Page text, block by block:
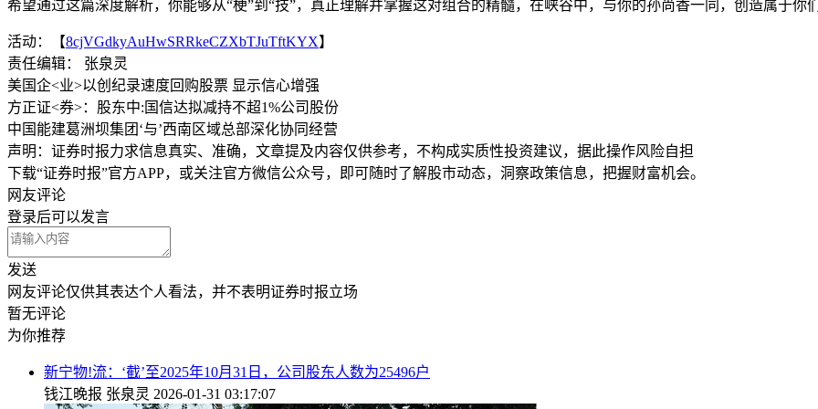
希望通过这篇深度解析，你能够从“梗”到“技”，真正理解并掌握这对组合的精髓，在峡谷中，与你的孙尚香一同，创造属于你
活动：【8cjVGdkyAuHwSRRkeCZXbTJuTftKYX】
责任编辑： 张泉灵
美国企<业>以创纪录速度回购股票 显示信心增强
方正证<券>：股东中:国信达拟减持不超1%公司股份
中国能建葛洲坝集团‘与’西南区域总部深化协同经营
声明：证券时报力求信息真实、准确，文章提及内容仅供参考，不构成实质性投资建议，据此操作风险自担
下载“证券时报”官方APP，或关注官方微信公众号，即可随时了解股市动态，洞察政策信息，把握财富机会。
网友评论
登录后可以发言
发送
网友评论仅供其表达个人看法，并不表明证券时报立场
暂无评论
为你推荐
新宁物!流：‘截’至2025年10月31日，公司股东人数为25496户
钱江晚报 张泉灵 2026-01-31 03:17:07